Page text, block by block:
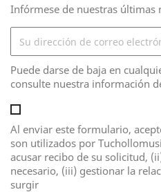
Infórmese de nuestras últimas
Puede darse de baja en
consulte nuestra información
Al enviar este formulario,
son utilizados por
acusar recibo de su solicitud,
necesario, (iii) gestionar la
surgir